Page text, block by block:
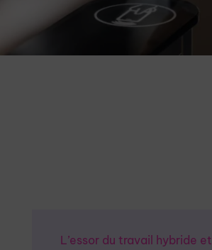
L’essor du travail hybride et